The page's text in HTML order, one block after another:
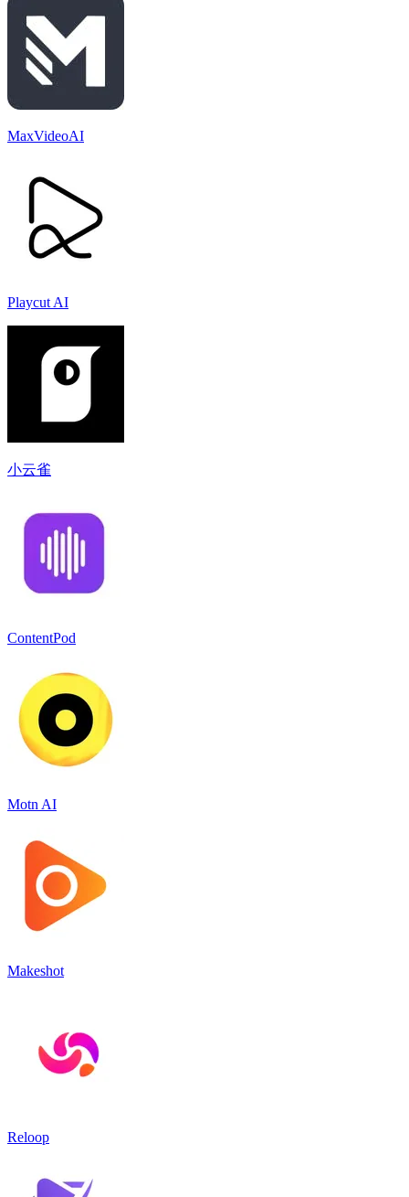
MaxVideoAI
Playcut AI
小云雀
ContentPod
Motn AI
Makeshot
Reloop